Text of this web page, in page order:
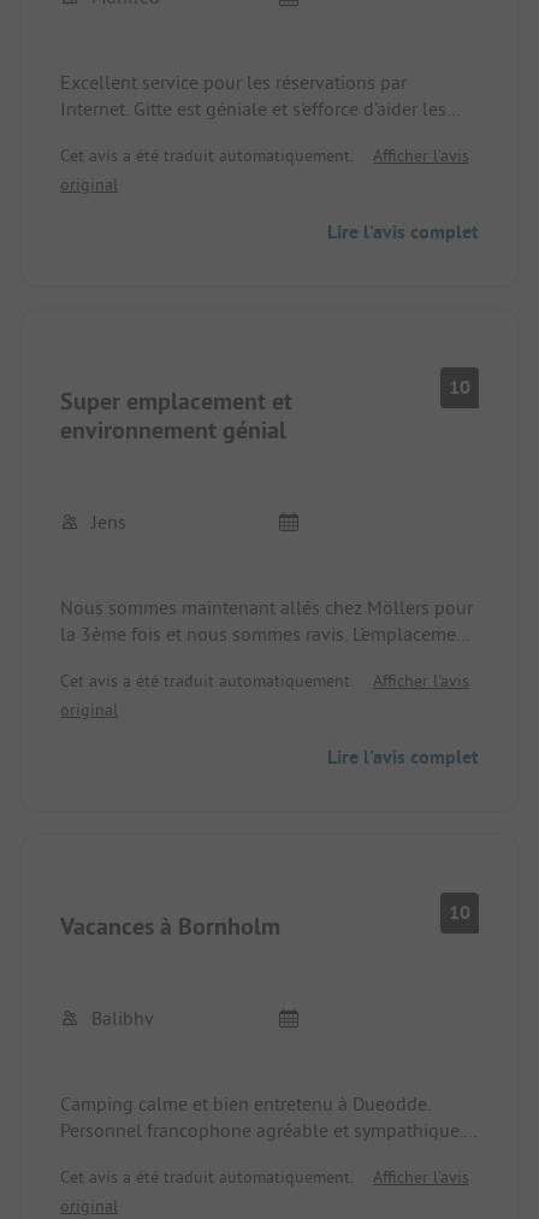
Excellent service pour les réservations par
Internet. Gitte est géniale et s'efforce d'aider les
Cet avis a été traduit automatiquement.
Afficher l'avis
original
Lire l'avis complet
Super emplacement et
environnement génial
10
Jens
Nous sommes maintenant allés chez Möllers pour
la 3ème fois et nous sommes ravis. L'emplacement
Dueodde. Tout est très propre et à la pointe de la
technologie. Les propriétaires sont très
Cet avis a été traduit automatiquement.
Afficher l'avis
original
Lire l'avis complet
Vacances à Bornholm 10
Balibhv
Camping calme et bien entretenu à Dueodde.
Personnel francophone agréable et sympathique.
Cet avis a été traduit automatiquement.
Afficher l'avis
original